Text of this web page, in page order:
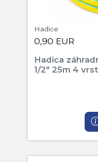
Hadice
0,90 EUR
Hadica
1/2" 25m 4